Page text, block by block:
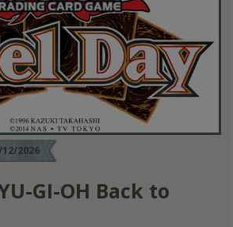
2026
GI-OH Back to